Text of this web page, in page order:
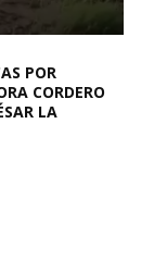
POR
CORDERO
LA